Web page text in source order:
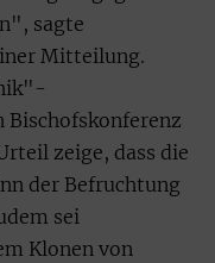
sagte
Mitteilung.
Bischofskonferenz
zeige, dass die
der Befruchtung
sei
Klonen von